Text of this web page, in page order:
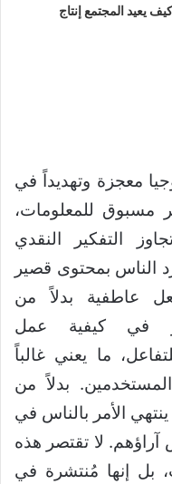
يعيد المجتمع إنتاج
معجزة وتهديداً في
مسبوق للمعلومات،
التفكير النقدي
الناس بمحتوى قصير
عاطفية بدلاً من
في كيفية عمل
ما يعني غالباً
بدلاً من
الأمر بالناس في
لا تقتصر هذه
بل إنها مُنتشرة في